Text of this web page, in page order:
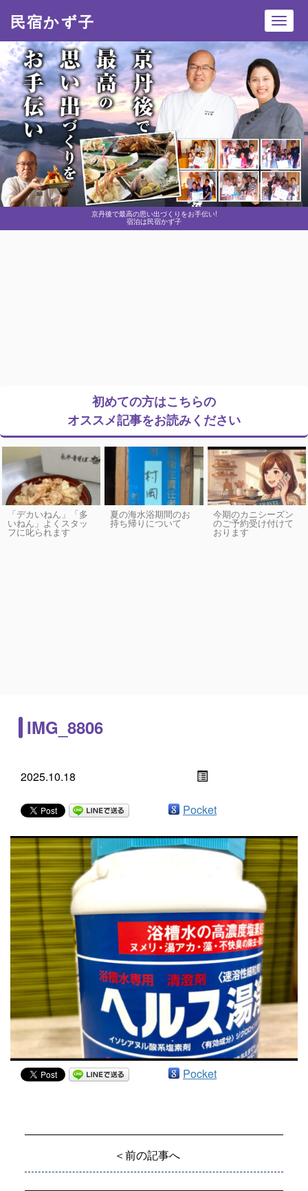
京丹後で最高の思い出づくりをお手伝い!
宿泊は民宿かず子
民宿かず子
初めての方はこちらの
オススメ記事をお読みください
「デカいねん」「多
いねん」よくスタッ
フに叱られます
夏の海水浴期間のお
持ち帰りについて
今期のカニシーズン
のご予約受け付けて
おります
IMG_8806
2025.10.18
Pocket
Pocket
＜前の記事へ